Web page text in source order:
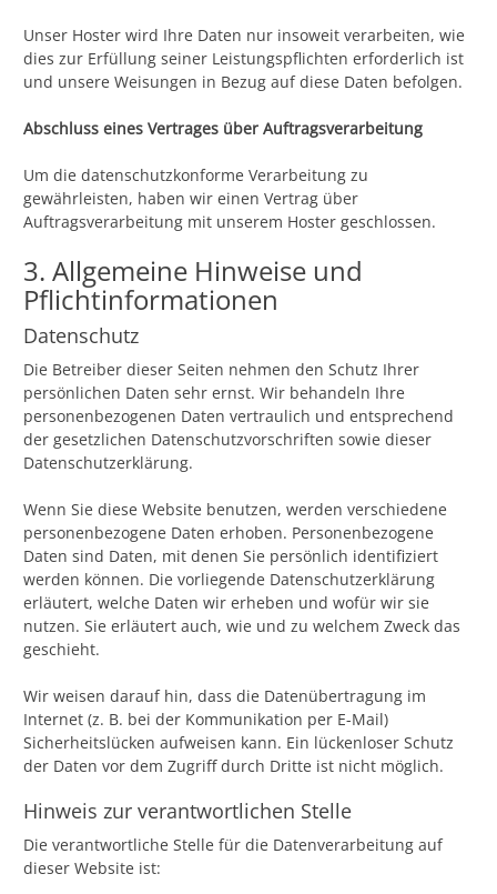
Unser Hoster wird Ihre Daten nur insoweit verarbeiten, wie
dies zur Erfüllung seiner Leistungspflichten erforderlich ist
und unsere Weisungen in Bezug auf diese Daten befolgen.
Abschluss eines Vertrages über Auftragsverarbeitung
Um die datenschutzkonforme Verarbeitung zu
gewährleisten, haben wir einen Vertrag über
Auftragsverarbeitung mit unserem Hoster geschlossen.
3. Allgemeine Hinweise und
Pflichtinformationen
Datenschutz
Die Betreiber dieser Seiten nehmen den Schutz Ihrer
persönlichen Daten sehr ernst. Wir behandeln Ihre
personenbezogenen Daten vertraulich und entsprechend
der gesetzlichen Datenschutzvorschriften sowie dieser
Datenschutzerklärung.
Wenn Sie diese Website benutzen, werden verschiedene
personenbezogene Daten erhoben. Personenbezogene
Daten sind Daten, mit denen Sie persönlich identifiziert
werden können. Die vorliegende Datenschutzerklärung
erläutert, welche Daten wir erheben und wofür wir sie
nutzen. Sie erläutert auch, wie und zu welchem Zweck das
geschieht.
Wir weisen darauf hin, dass die Datenübertragung im
Internet (z. B. bei der Kommunikation per E-Mail)
Sicherheitslücken aufweisen kann. Ein lückenloser Schutz
der Daten vor dem Zugriff durch Dritte ist nicht möglich.
Hinweis zur verantwortlichen Stelle
Die verantwortliche Stelle für die Datenverarbeitung auf
dieser Website ist: